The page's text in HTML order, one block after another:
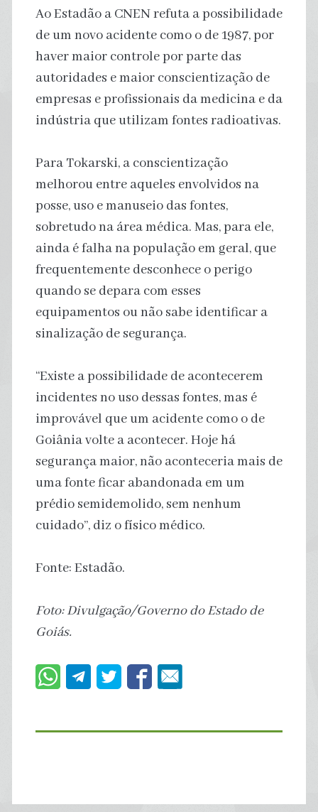
Ao Estadão a CNEN refuta a possibilidade
de um novo acidente como o de 1987, por
haver maior controle por parte das
autoridades e maior conscientização de
empresas e profissionais da medicina e da
indústria que utilizam fontes radioativas.
Para Tokarski, a conscientização
melhorou entre aqueles envolvidos na
posse, uso e manuseio das fontes,
sobretudo na área médica. Mas, para ele,
ainda é falha na população em geral, que
frequentemente desconhece o perigo
quando se depara com esses
equipamentos ou não sabe identificar a
sinalização de segurança.
“Existe a possibilidade de acontecerem
incidentes no uso dessas fontes, mas é
improvável que um acidente como o de
Goiânia volte a acontecer. Hoje há
segurança maior, não aconteceria mais de
uma fonte ficar abandonada em um
prédio semidemolido, sem nenhum
cuidado”, diz o físico médico.
Fonte: Estadão.
Foto: Divulgação/Governo do Estado de
Goiás.